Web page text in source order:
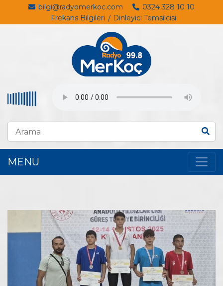
bilgi@radyomerkoc.com
0324 328 10 10
Frekans Bilgileri
Dinleyici Temsilcisi
MENU